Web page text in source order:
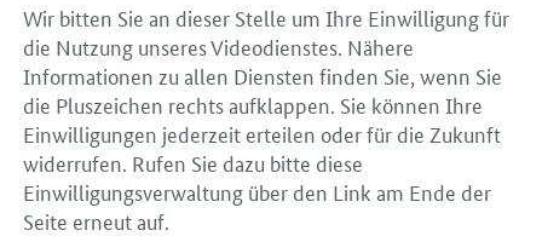
Wir bitten Sie an dieser Stelle um Ihre Einwilligung für
die Nutzung unseres Videodienstes. Nähere
Informationen zu allen Diensten finden Sie, wenn Sie
die Pluszeichen rechts aufklappen. Sie können Ihre
Einwilligungen jederzeit erteilen oder für die Zukunft
widerrufen. Rufen Sie dazu bitte diese
Einwilligungsverwaltung über den Link am Ende der
Seite erneut auf.